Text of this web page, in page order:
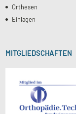
Orthesen
Einlagen
MITGLIEDSCHAFTEN